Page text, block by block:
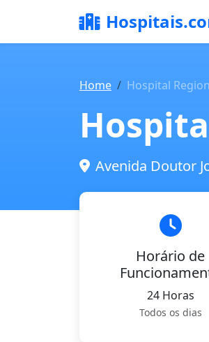
Home Hospital
Avenida Doutor
Horário de
24 Horas
Todos os dias